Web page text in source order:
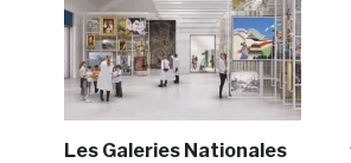
Les Galeries Nationales